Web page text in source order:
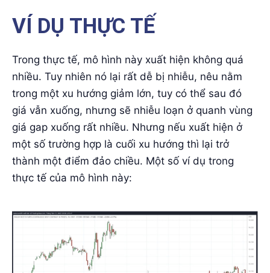
VÍ DỤ THỰC TẾ
Trong thực tế, mô hình này xuất hiện không quá
nhiều. Tuy nhiên nó lại rất dễ bị nhiễu, nêu nằm
trong một xu hướng giảm lớn, tuy có thể sau đó
giá vẫn xuống, nhưng sẽ nhiễu loạn ở quanh vùng
giá gap xuống rất nhiều. Nhưng nếu xuất hiện ở
một số trường hợp là cuối xu hướng thì lại trở
thành một điểm đảo chiều. Một số ví dụ trong
thực tế của mô hình này: